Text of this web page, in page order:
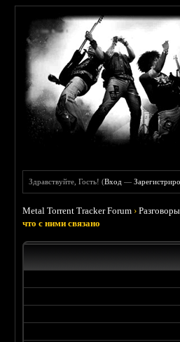
Здравствуйте, Гость! (Вход —
Metal Torrent Tracker Forum ›
что с ними связано